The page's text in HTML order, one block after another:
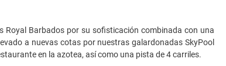
Royal Barbados por su sofisticación combinada con una
a nuevas cotas por nuestras galardonadas SkyPool
en la azotea, así como una pista de 4 carriles.